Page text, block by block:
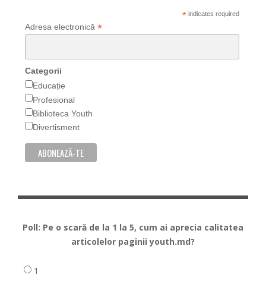
*indicates required
Adresa electronică *
Categorii
Educație
Profesional
Biblioteca Youth
Divertisment
Poll: Pe o scară de la 1 la 5, cum ai aprecia calitatea
articolelor paginii youth.md?
1